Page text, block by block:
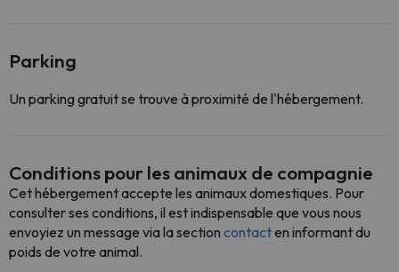
Parking
Un parking gratuit se trouve à proximité de l'hébergement.
Conditions pour les animaux de compagnie
Cet hébergement accepte les animaux domestiques. Pour
consulter ses conditions, il est indispensable que vous nous
envoyiez un message via la section contacten informant du
poids de votre animal.